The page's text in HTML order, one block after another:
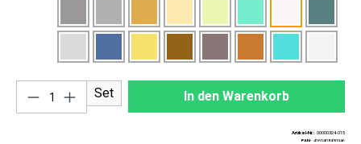
Produkt Anzahl: Gib den gewünschten
Set In den Warenkorb
Artikel-Nr.: 00000324-015
EAN: 4260408430946